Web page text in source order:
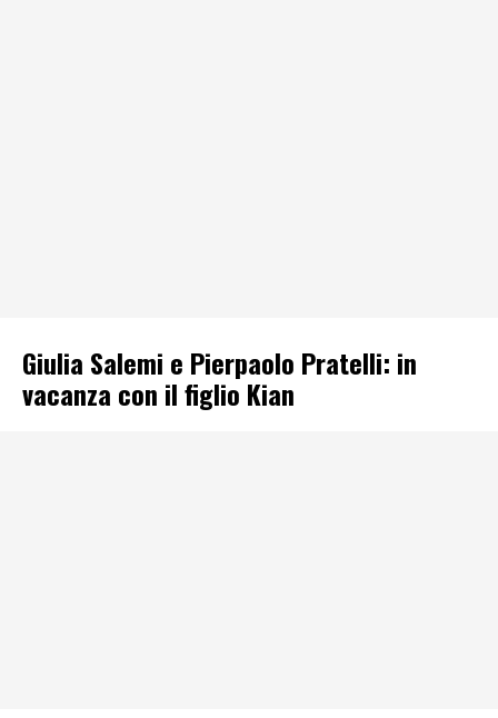
Giulia Salemi e Pierpaolo Pratelli: in
vacanza con il figlio Kian